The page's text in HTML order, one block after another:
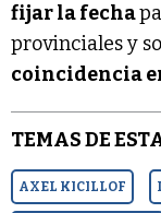
fijar la fecha
provinciales y
coincidencia
TEMAS DE
AXEL KICILLOF